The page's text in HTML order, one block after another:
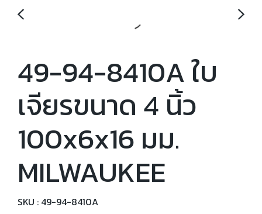
49-94-8410A ใบ
เจียรขนาด 4 นิ้ว
100x6x16 มม.
MILWAUKEE
SKU : 49-94-8410A